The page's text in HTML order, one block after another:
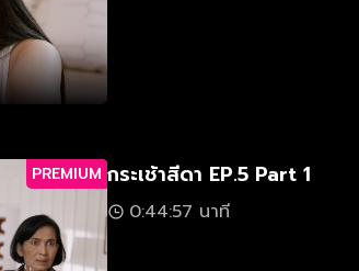
PREMIUM กระเช้าสีดา EP.5 Part 1
0:44:57 นาที